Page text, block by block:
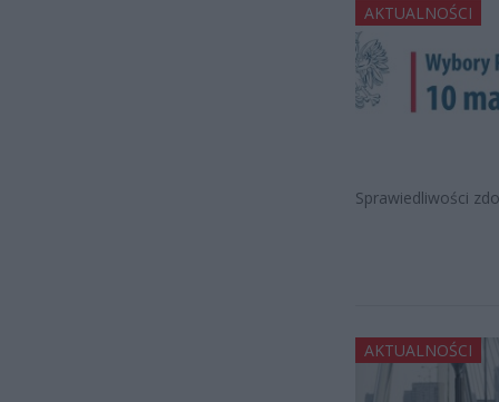
AKTUALNOŚCI
Sprawiedliwości
AKTUALNOŚCI